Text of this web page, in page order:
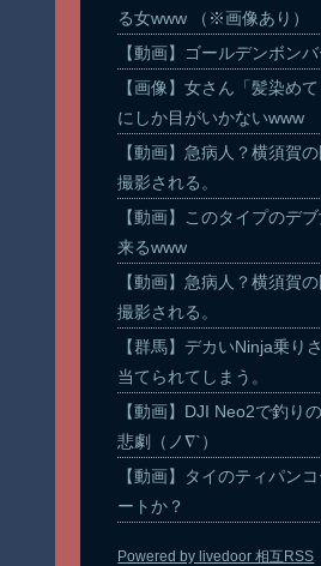
る女www （※画像あり）
【動画】ゴールデンボン
【画像】女さん「髪染め
にしか目がいかないwww
【動画】急病人？横須賀
撮影される。
【動画】このタイプのデ
来るwww
【動画】急病人？横須賀
撮影される。
【群馬】デカいNinja乗り
当てられてしまう。
【動画】DJI Neo2で釣り
悲劇（ノ∇`）
【動画】タイのティパン
ートか？
Powered by livedoor 相互RSS